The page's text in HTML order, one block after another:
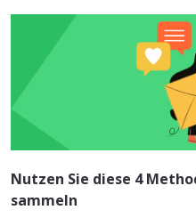
Nutzen Sie diese 4
sammeln